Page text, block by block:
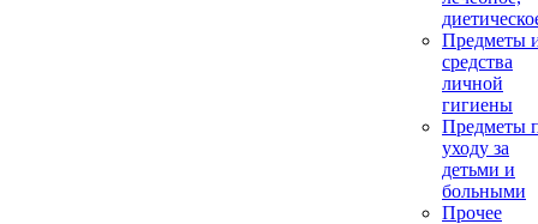
Предметы
средства
личной
гигиены
Предметы
уходу за
детьми и
больными
Прочее